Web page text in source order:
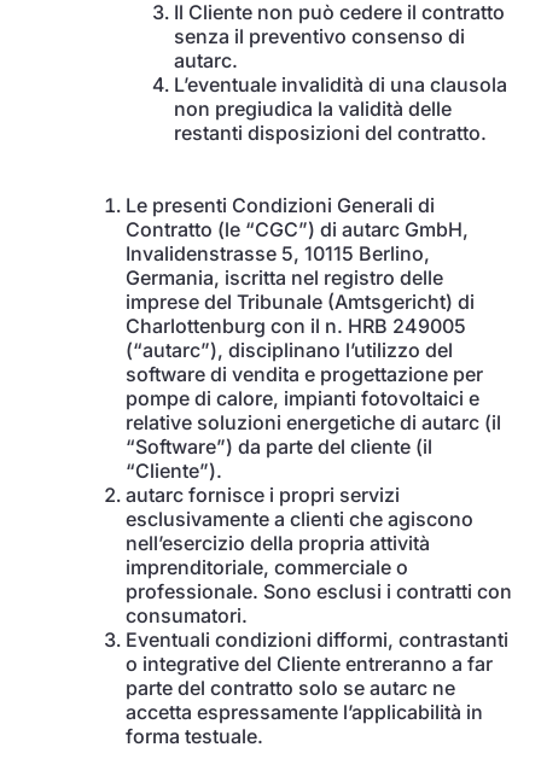
Il Cliente non può cedere il contratto
senza il preventivo consenso di
autarc.
L’eventuale invalidità di una clausola
non pregiudica la validità delle
restanti disposizioni del contratto.
Le presenti Condizioni Generali di
Contratto (le “CGC”) di autarc GmbH,
Invalidenstrasse 5, 10115 Berlino,
Germania, iscritta nel registro delle
imprese del Tribunale (Amtsgericht) di
Charlottenburg con il n. HRB 249005
(“autarc”), disciplinano l’utilizzo del
software di vendita e progettazione per
pompe di calore, impianti fotovoltaici e
relative soluzioni energetiche di autarc (il
“Software”) da parte del cliente (il
“Cliente”).
autarc fornisce i propri servizi
esclusivamente a clienti che agiscono
nell’esercizio della propria attività
imprenditoriale, commerciale o
professionale. Sono esclusi i contratti con
consumatori.
Eventuali condizioni difformi, contrastanti
o integrative del Cliente entreranno a far
parte del contratto solo se autarc ne
accetta espressamente l’applicabilità in
forma testuale.